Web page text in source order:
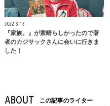
2022.8.13
『家族。』が素晴らしかったので著
者のカジサックさんに会いに行きま
した！
ABOUT この記事のライター